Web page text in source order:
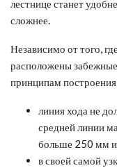
лестнице станет
сложнее.
Независимо от того,
расположены
принципам
линия хода не
средней линии
больше 250 мм и
в своей самой